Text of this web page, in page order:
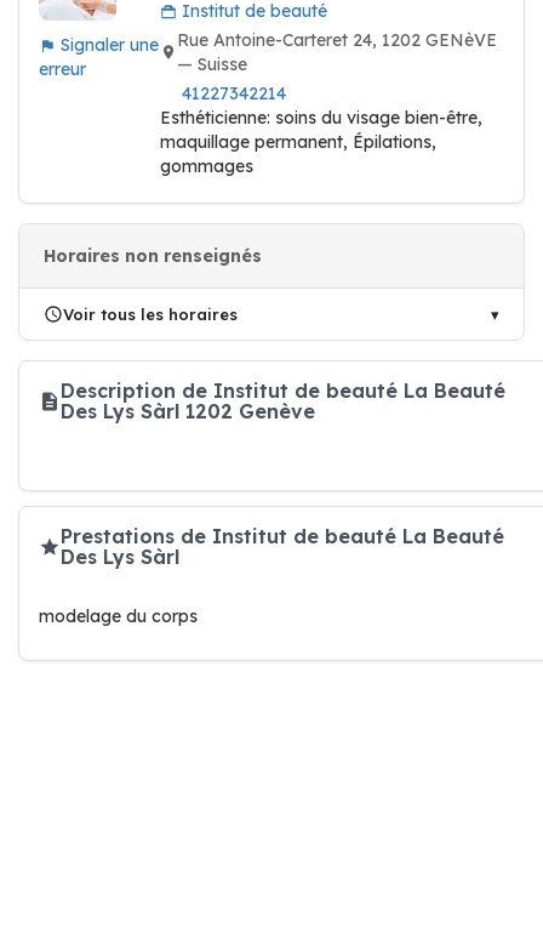
Signaler une
erreur
Institut de beauté
Rue Antoine-Carteret 24, 1202 GENèVE
— Suisse
41227342214
Esthéticienne: soins du visage bien-être,
maquillage permanent, Épilations,
gommages
Horaires non renseignés
Voir tous les horaires
Description de Institut de beauté La Beauté
Des Lys Sàrl 1202 Genève
Prestations de Institut de beauté La Beauté
Des Lys Sàrl
modelage du corps